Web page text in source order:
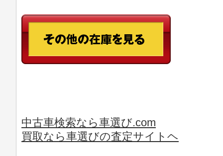
中古車検索なら車選び.com
買取なら車選びの査定サイトヘ